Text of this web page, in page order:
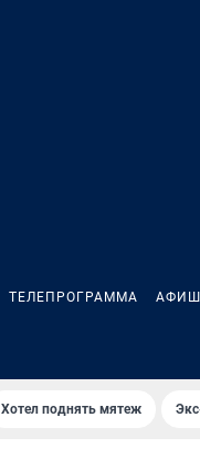
ТЕЛЕПРОГРАММА
Хотел поднять мятеж